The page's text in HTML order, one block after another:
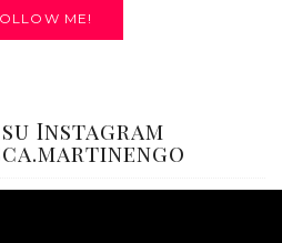
ME!
su Instagram